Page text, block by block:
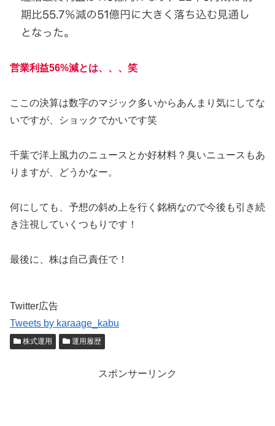
営業利益56%減とは、、、笑
ここの決算は数字のマジック多いからあんまり気にしてな
いですが、ショックでかいです笑
千葉で洋上風力のニュースとか好材料？臭いニュースもあ
りますが、どうかなー。
何にしても、予想の斜め上を行く銘柄なので今後も引き続
き注視していくつもりです！
最後に、株は自己責任で！
Twitter広告
Tweets by karaage_kabu
株式運用 運用履歴
スポンサーリンク